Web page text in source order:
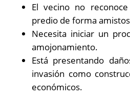
El vecino no
predio de forma
Necesita iniciar un
amojonamiento.
Está presentando
invasión como
económicos.